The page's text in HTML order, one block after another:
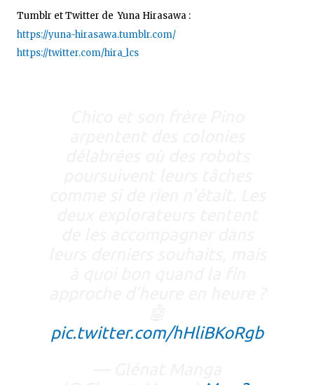
Tumblr et Twitter deYuna Hirasawa :
https://yuna-hirasawa.tumblr.com/
https://twitter.com/hira_lcs
pic.twitter.com/hHliBKoRgb